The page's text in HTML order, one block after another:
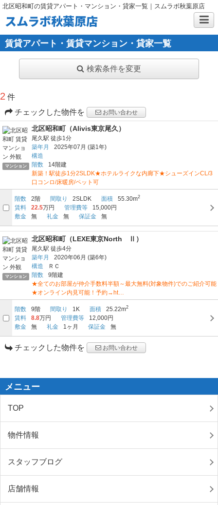
北区昭和町の賃貸アパート・マンション・貸家一覧｜スムラボ秋葉原店
スムラボ秋葉原店
賃貸アパート・賃貸マンション・貸家一覧
検索条件を変更
2 件
チェックした物件を
お問い合わせ
マンション
北区昭和町（Alivis東京尾久）
尾久駅 徒歩1分
築年月
2025年07月 (築1年)
構造
階数
14階建
新築！駅徒歩1分2SLDK★ホテルライクな内廊下★シューズインCL/3
口コンロ/床暖房/ペット可
階数 2階 間取り 2SLDK 面積 55.30m2
賃料 22.5万円 管理費等
15,000円
敷金
無 礼金 無 保証金 無
マンション
北区昭和町（LEXE東京North Ⅱ）
尾久駅 徒歩4分
築年月
2020年06月 (築6年)
構造
ＲＣ
階数
9階建
★全てのお部屋が仲介手数料半額～最大無料(対象物件)でのご紹介可能
★オンライン内見可能！予約→ht…
階数 9階 間取り 1K 面積 25.22m2
賃料 8.8万円 管理費等
12,000円
敷金
無 礼金 1ヶ月 保証金 無
チェックした物件を お問い合わせ
メニュー
TOP
物件情報
スタッフブログ
店舗情報